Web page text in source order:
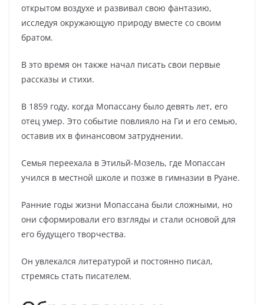
открытом воздухе и развивал свою фантазию,
исследуя окружающую природу вместе со своим
братом.
В это время он также начал писать свои первые
рассказы и стихи.
В 1859 году, когда Мопассану было девять лет, его
отец умер. Это событие повлияло на Ги и его семью,
оставив их в финансовом затруднении.
Семья переехала в Этильй-Мозель, где Мопассан
учился в местной школе и позже в гимназии в Руане.
Ранние годы жизни Мопассана были сложными, но
они сформировали его взгляды и стали основой для
его будущего творчества.
Он увлекался литературой и постоянно писал,
стремясь стать писателем.